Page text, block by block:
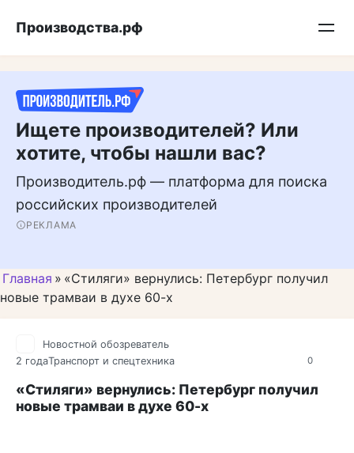
Подписывайтесь на нас в MAX
Производства.рф
Ищете производителей? Или
хотите, чтобы нашли вас?
Производитель.рф — платформа для поиска
российских производителей
РЕКЛАМА
Главная » «Стиляги» вернулись: Петербург получил
новые трамваи в духе 60-х
0
Новостной обозреватель
2 годаТранспорт и спецтехника
«Стиляги» вернулись: Петербург получил
новые трамваи в духе 60-х